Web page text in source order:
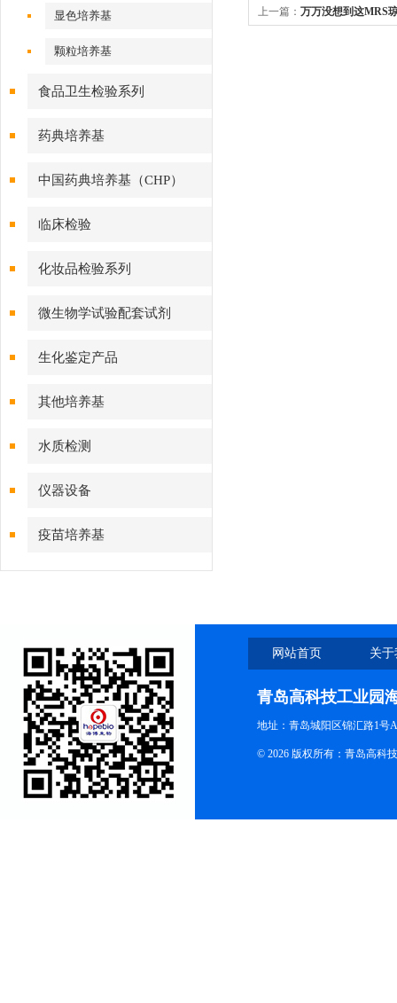
显色培养基
颗粒培养基
食品卫生检验系列
药典培养基
中国药典培养基（CHP）
临床检验
化妆品检验系列
微生物学试验配套试剂
生化鉴定产品
其他培养基
水质检测
仪器设备
疫苗培养基
上一篇： 万万没想到这MRS
网站首页 关
青岛高科技工业园
地址：青岛城阳区锦汇路1号
© 2026 版权所有：青岛高科